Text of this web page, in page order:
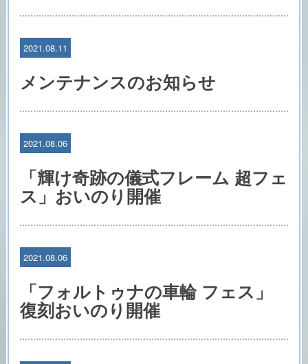
2021.08.11
メンテナンスのお知らせ
2021.08.06
「輝け奇跡の儀式フレーム 超フェ
ス」おいのり開催
2021.08.06
「フォルトゥナの車輪 フェス」
復刻おいのり開催